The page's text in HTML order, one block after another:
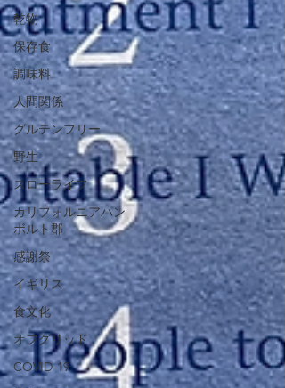
乾物
保存食
調味料
人間関係
グルテンフリー
野生
スローライフ
カリフォルニアハン
ボルト郡
感謝祭
イギリス
食文化
オフグリッド
COVID-19